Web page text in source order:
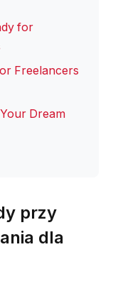
for
Freelancers
Dream
przy
dla